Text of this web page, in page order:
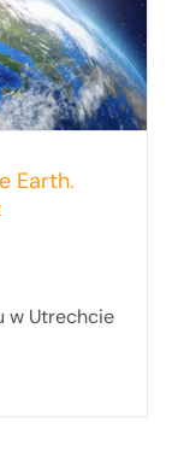
Earth.
w Utrechcie